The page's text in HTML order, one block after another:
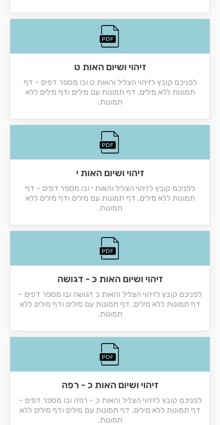
זיהוי ושיום האות ט
לפניכם קובץ לזיהוי הצליל והאות ט ובו מספר דפים - דף
תמונות ללא מילים, דף תמונות עם מילים ודף מילים ללא
תמונות.
זיהוי ושיום האות י
לפניכם קובץ לזיהוי הצליל והאות י ובו מספר דפים - דף
תמונות ללא מילים, דף תמונות עם מילים ודף מילים ללא
תמונות.
זיהוי ושיום האות כּ - דגושה
לפניכם קובץ לזיהוי הצליל והאות כ דגושה ובו מספר דפים -
דף תמונות ללא מילים, דף תמונות עם מילים ודף מילים ללא
תמונות.
זיהוי ושיום האות כ - רפה
לפניכם קובץ לזיהוי הצליל והאות כ - רפה ובו מספר דפים -
דף תמונות ללא מילים, דף תמונות עם מילים ודף מילים ללא
תמונות.